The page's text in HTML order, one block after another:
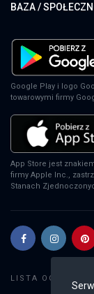
BAZA /
Google Play i logo
towarowymi firmy
App Store jest
firmy Apple Inc.,
Stanach
LISTA OGŁOSZEŃ: